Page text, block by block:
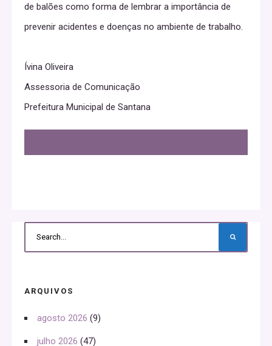
de balões como forma de lembrar a importância de
prevenir acidentes e doenças no ambiente de trabalho.
Ívina Oliveira
Assessoria de Comunicação
Prefeitura Municipal de Santana
ARQUIVOS
agosto 2026 (9)
julho 2026 (47)